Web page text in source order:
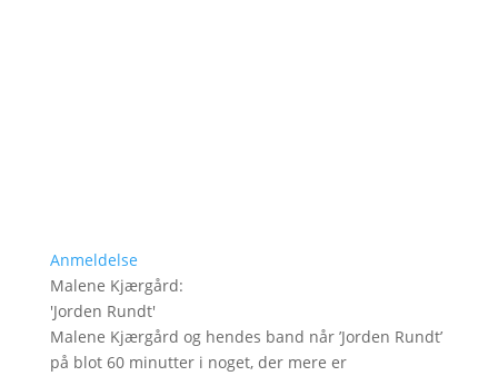
Anmeldelse
Malene Kjærgård:
'Jorden Rundt'
Malene Kjærgård og hendes band når ’Jorden Rundt’
på blot 60 minutter i noget, der mere er